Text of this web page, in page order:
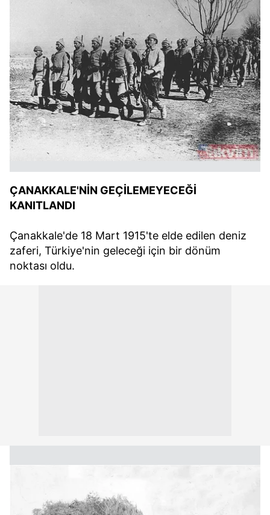
ÇANAKKALE'NİN GEÇİLEMEYECEĞİ
KANITLANDI
Çanakkale'de 18 Mart 1915'te elde edilen deniz
zaferi, Türkiye'nin geleceği için bir dönüm
noktası oldu.